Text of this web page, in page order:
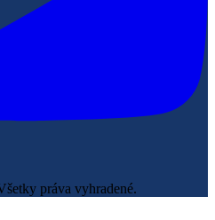
práva vyhradené.